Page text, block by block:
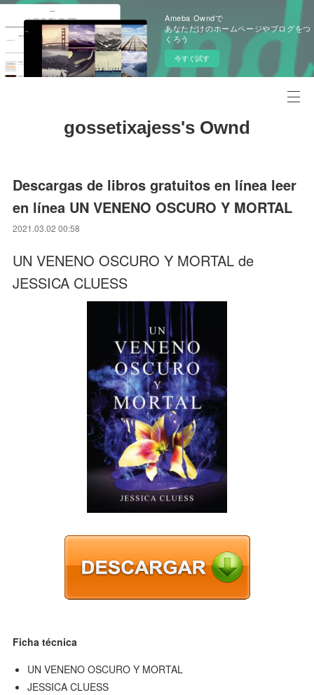
Ameba Owndで
あなただけのホームページやブログをつ
くろう
今すぐ試す
gossetixajess's Ownd
Descargas de libros gratuitos en línea leer
en línea UN VENENO OSCURO Y MORTAL
2021.03.02 00:58
UN VENENO OSCURO Y MORTAL de
JESSICA CLUESS
Ficha técnica
UN VENENO OSCURO Y MORTAL
JESSICA CLUESS